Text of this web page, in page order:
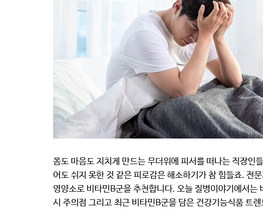
몸도 마음도 지치게 만드는 무더위에 피서를 떠나는 직장인
어도 쉬지 못한 것 같은 피로감은 해소하기가 참 힘들죠. 전
영양소로 비타민B군을 추천합니다. 오늘 질병이야기에서는
시 주의점 그리고 최근 비타민B군을 담은 건강기능식품 트